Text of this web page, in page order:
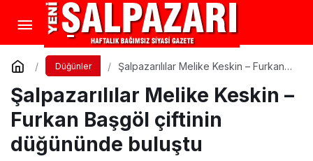
Düğünler
Şalpazarılılar Melike Keskin – Furkan
Şalpazarılılar Melike Keskin –
Furkan Başgöl çiftinin
düğününde buluştu